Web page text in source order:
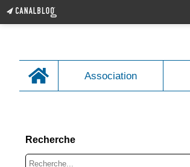
Home
Association
Recherche